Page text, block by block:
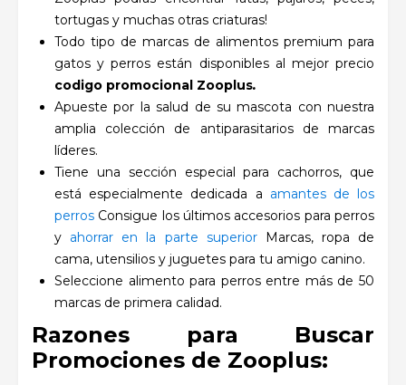
tortugas y muchas otras criaturas!
Todo tipo de marcas de alimentos premium para
gatos y perros están disponibles al mejor precio
codigo promocional Zooplus.
Apueste por la salud de su mascota con nuestra
amplia colección de antiparasitarios de marcas
líderes.
Tiene una sección especial para cachorros, que
está especialmente dedicada a amantes de los
perros Consigue los últimos accesorios para perros
y ahorrar en la parte superior
Marcas, ropa de
cama, utensilios y juguetes para tu amigo canino.
Seleccione alimento para perros entre más de 50
marcas de primera calidad.
Razones para Buscar
Promociones de Zooplus: